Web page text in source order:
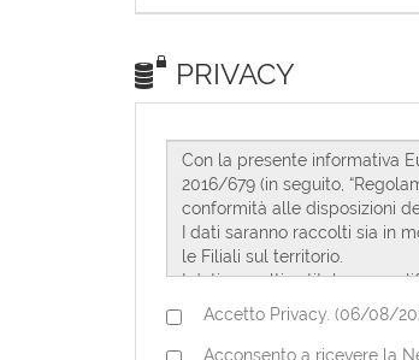
PRIVACY
Accetto Privacy. (06/08/
Acconsento a ricevere la